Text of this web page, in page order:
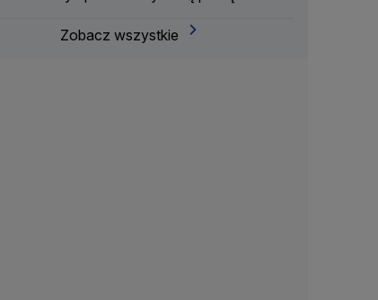
Zobacz wszystkie